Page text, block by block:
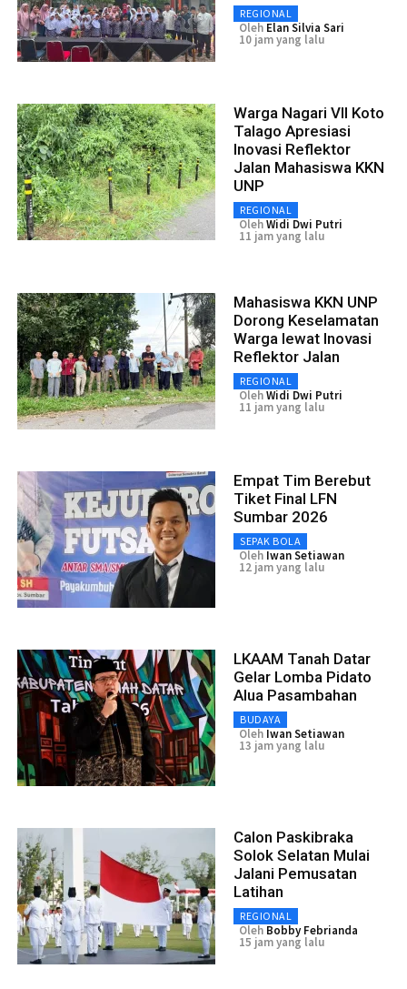
REGIONAL
Oleh Elan Silvia Sari
10 jam yang lalu
Warga Nagari VII Koto
Talago Apresiasi
Inovasi Reflektor
Jalan Mahasiswa KKN
UNP
REGIONAL
OlehWidi Dwi Putri
11 jam yang lalu
Mahasiswa KKN UNP
Dorong Keselamatan
Warga lewat Inovasi
Reflektor Jalan
REGIONAL
OlehWidi Dwi Putri
11 jam yang lalu
Empat Tim Berebut
Tiket Final LFN
Sumbar 2026
SEPAK BOLA
Oleh Iwan Setiawan
12 jam yang lalu
LKAAM Tanah Datar
Gelar Lomba Pidato
Alua Pasambahan
BUDAYA
Oleh Iwan Setiawan
13 jam yang lalu
Calon Paskibraka
Solok Selatan Mulai
Jalani Pemusatan
Latihan
REGIONAL
Oleh Bobby Febrianda
15 jam yang lalu